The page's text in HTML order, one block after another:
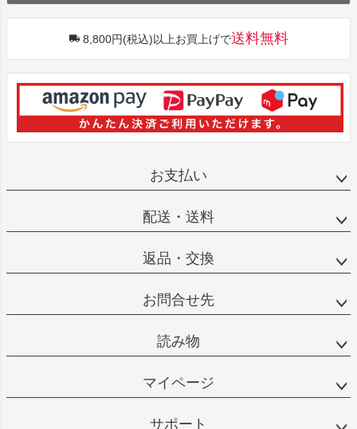
8,800円(税込)以上お買上げで送料無料
お支払い
配送・送料
返品・交換
お問合せ先
読み物
マイページ
サポート